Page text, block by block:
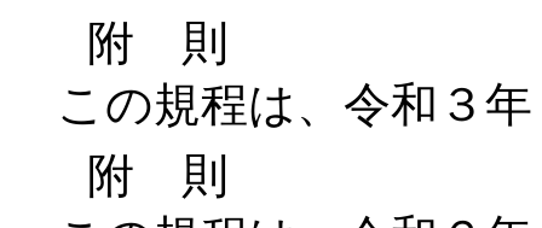
附 則
この規程は、令和３
附 則